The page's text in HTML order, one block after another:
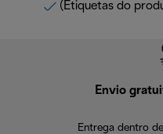
(Etiquetas do
Envio
Entrega dentro